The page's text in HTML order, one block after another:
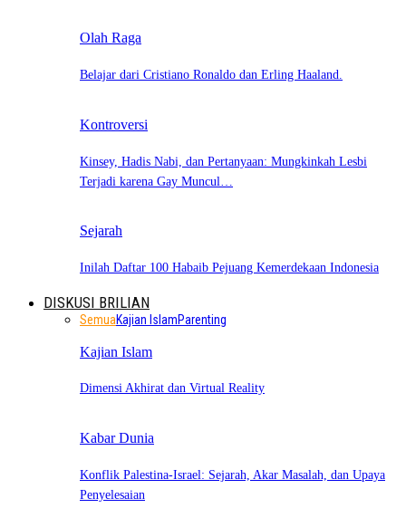
Olah Raga
Belajar dari Cristiano Ronaldo dan Erling Haaland.
Kontroversi
Kinsey, Hadis Nabi, dan Pertanyaan: Mungkinkah Lesbi
Terjadi karena Gay Muncul…
Sejarah
Inilah Daftar 100 Habaib Pejuang Kemerdekaan Indonesia
DISKUSI BRILIAN
SemuaKajian IslamParenting
Kajian Islam
Dimensi Akhirat dan Virtual Reality
Kabar Dunia
Konflik Palestina-Israel: Sejarah, Akar Masalah, dan Upaya
Penyelesaian